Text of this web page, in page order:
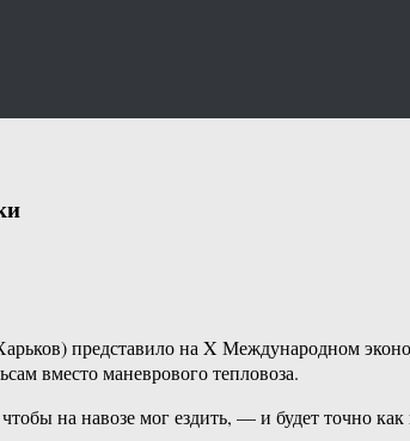
представило на X Международном
вместо маневрового тепловоза.
на навозе мог ездить, — и будет точно